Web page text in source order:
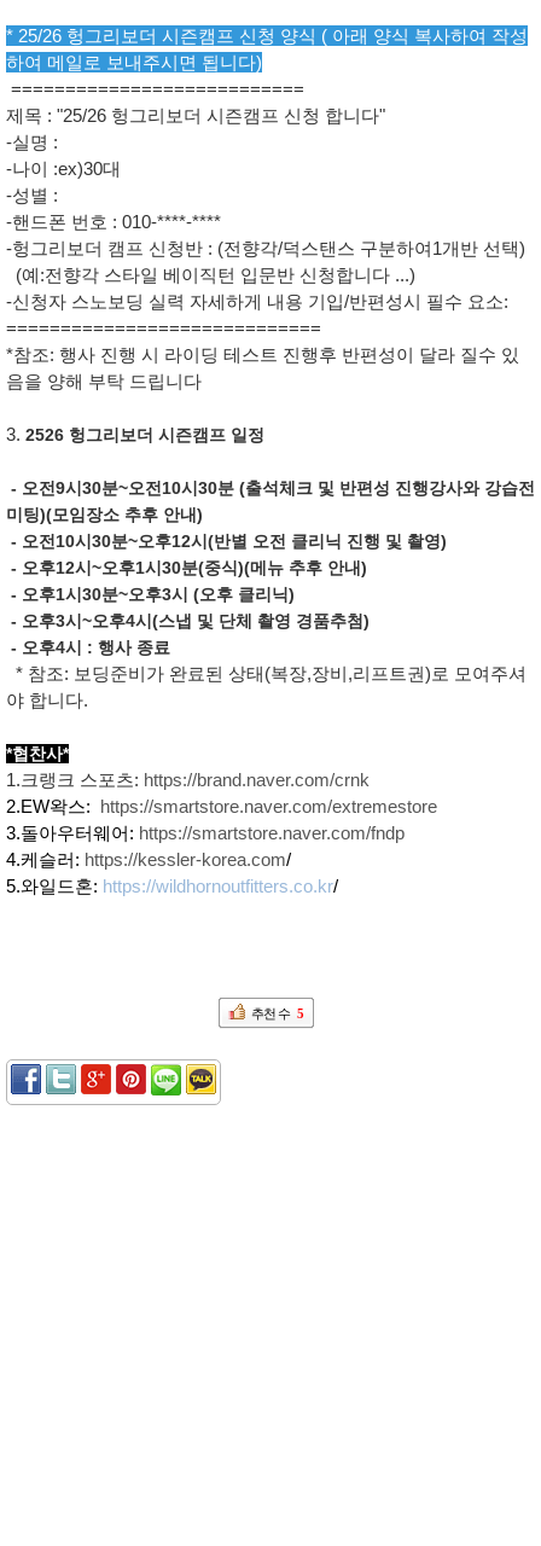
* 25/26 헝그리보더 시즌캠프 신청 양식 ( 아래 양식 복사하여 작성
하여 메일로 보내주시면 됩니다)
===========================
제목 : "25/26 헝그리보더 시즌캠프 신청 합니다"
-실명 :
-나이 :ex)30대
-성별 :
-핸드폰 번호 : 010-****-****
-헝그리보더 캠프 신청반 : (전향각/덕스탠스 구분하여1개반 선택)
(예:전향각 스타일 베이직턴 입문반 신청합니다 ...)
-신청자 스노보딩 실력 자세하게 내용 기입/반편성시 필수 요소:
=============================
*참조: 행사 진행 시 라이딩 테스트 진행후 반편성이 달라 질수 있
음을 양해 부탁 드립니다
3. 2526 헝그리보더 시즌캠프 일정
- 오전9시30분~오전10시30분 (출석체크 및 반편성 진행강사와 강습전
미팅)(모임장소 추후 안내)
- 오전10시30분~오후12시(반별 오전 클리닉 진행 및 촬영)
- 오후12시~오후1시30분(중식)(메뉴 추후 안내)
- 오후1시30분~오후3시 (오후 클리닉)
- 오후3시~오후4시(스냅 및 단체 촬영 경품추첨)
- 오후4시 : 행사 종료
* 참조: 보딩준비가 완료된 상태(복장,장비,리프트권)로 모여주셔
야 합니다.
*협찬사*
1.크랭크 스포츠: https://brand.naver.com/crnk
2.EW왁스: https://smartstore.naver.com/extremestore
3.돌아우터웨어: https://smartstore.naver.com/fndp
4.케슬러: https://kessler-korea.com/
5.와일드혼: https://wildhornoutfitters.co.kr/
추천 수 5